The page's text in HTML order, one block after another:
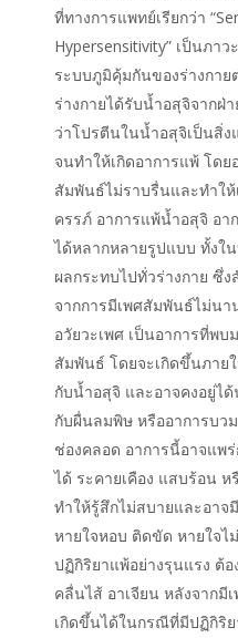
ที่ทางการแพทย์เรียกว่า
Hypersensitivity” เป็นภา
ระบบภูมิคุ้มกันของร่างกา
ร่างกายได้รับน้ำอสุจิจากฝ่
ว่าโปรตีนในน้ำอสุจิเป็นสิ่
จนทำให้เกิดอาการแพ้ โด
สัมพันธ์ไม่ราบรื่นและทำให้
ครรภ์ อาการแพ้น้ำอสุจิ อา
ได้หลากหลายรูปแบบ ทั้งใ
ผลกระทบไปทั่วร่างกาย ซึ่
จากการมีเพศสัมพันธ์ไม่น
อวัยวะเพศ เป็นอาการที่พ
สัมพันธ์ โดยจะเกิดขึ้นภาย
กับน้ำอสุจิ และอาจคงอยู่ไ
กับผื่นลมพิษ หรืออาการบว
ช่องคลอด อาการนี้อาจแพ
ได้ ระคายเคือง แสบร้อน
ทำให้รู้สึกไม่สบายและอาจ
หายใจหอบ ติดขัด หายใจไ
ปฏิกิริยาแพ้อย่างรุนแรง ต้อ
คลื่นไส้ อาเจียน หลังจากมี
เกิดขึ้นได้ในกรณีที่มีปฏิกิริ